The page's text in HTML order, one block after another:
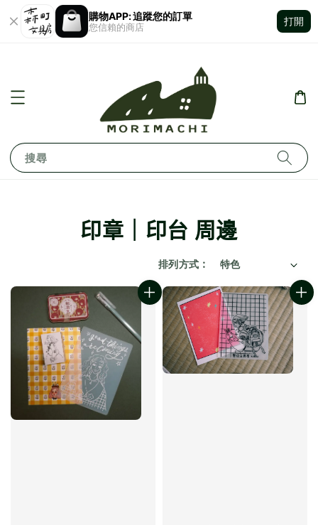
購物APP: 追蹤您的訂單
您信賴的商店
打開
搜尋
印章｜印台 周邊
排列方式 :